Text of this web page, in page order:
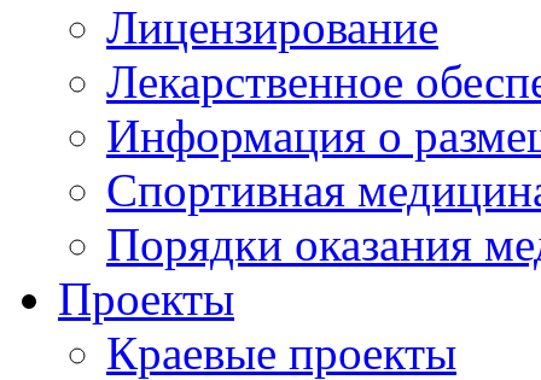
Лицензирование
Лекарственное
Информация о
Спортивная
Порядки оказания
Проекты
Краевые проекты